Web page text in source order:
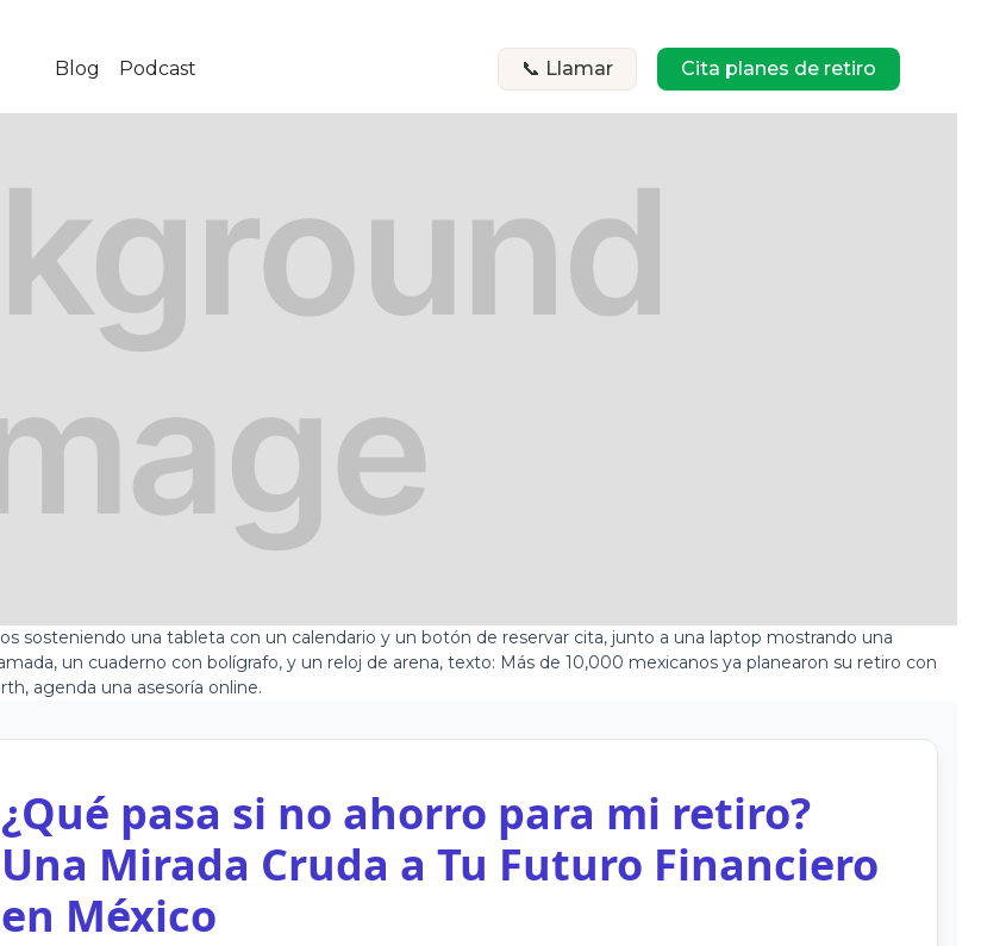
Blog Podcast 📞 Llamar Cita planes de retiro
¿Qué pasa si no ahorro para mi retiro?
Una Mirada Cruda a Tu Futuro Financiero
en México